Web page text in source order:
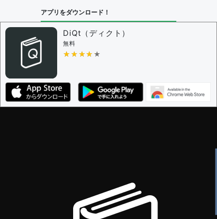
アプリをダウンロード！
DiQt（ディクト）
無料
★★★★★
★★★★★